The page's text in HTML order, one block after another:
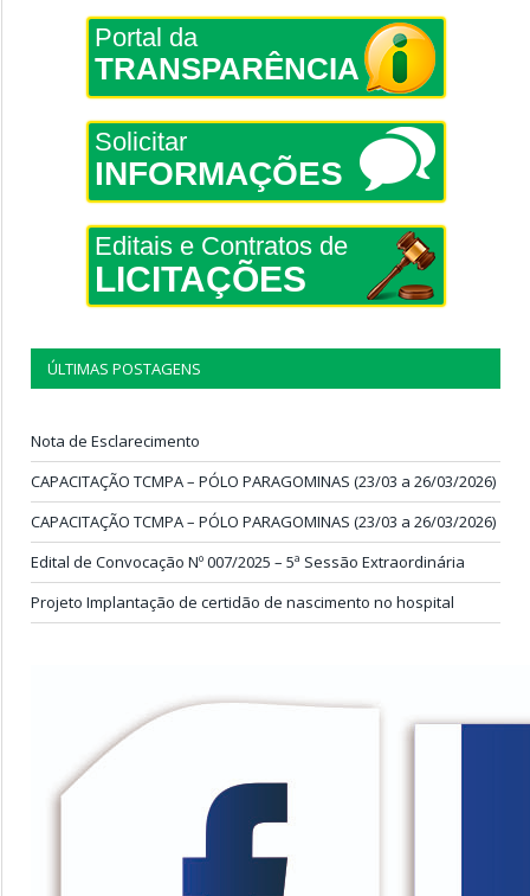
Portal da
TRANSPARÊNCIA
Solicitar
INFORMAÇÕES
Editais e Contratos de
LICITAÇÕES
ÚLTIMAS POSTAGENS
Nota de Esclarecimento
CAPACITAÇÃO TCMPA – PÓLO PARAGOMINAS (23/03 a 26/03/2026)
CAPACITAÇÃO TCMPA – PÓLO PARAGOMINAS (23/03 a 26/03/2026)
Edital de Convocação Nº 007/2025 – 5ª Sessão Extraordinária
Projeto Implantação de certidão de nascimento no hospital